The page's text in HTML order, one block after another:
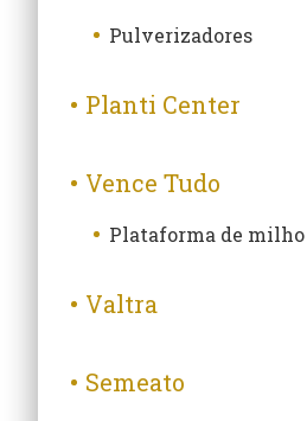
Pulverizadores
Planti Center
Vence Tudo
Plataforma de milho
Valtra
Semeato